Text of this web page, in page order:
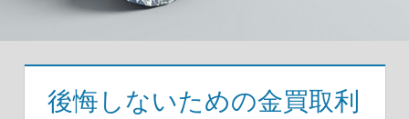
後悔しないための金買取利